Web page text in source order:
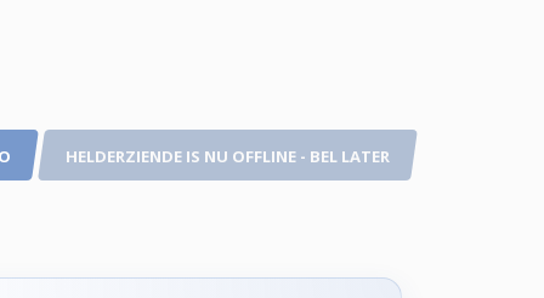
HELDERZIENDE IS NU OFFLINE - BEL LATER